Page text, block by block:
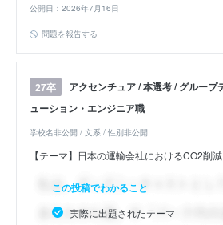
公開日：2026年7月16日
問題を報告する
27卒
アクセンチュア / 本選考 / グループ
ューション・エンジニア職
学校名非公開 / 文系 / 性別非公開
【テーマ】日本の運輸会社におけるCO2削
この投稿でわかること
実際に出題されたテーマ